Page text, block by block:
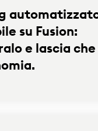
su Fusion:
e lascia che